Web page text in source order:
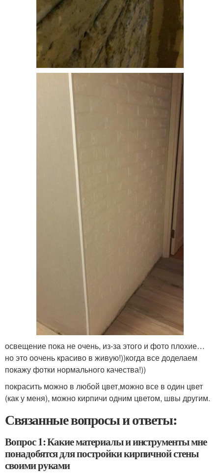
освещение пока не очень, из-за этого и фото плохие…
но это оочень красиво в живую!))когда все доделаем
покажу фотки нормального качества!))
покрасить можно в любой цвет,можно все в один цвет
(как у меня), можно кирпичи одним цветом, швы другим.
Связанные вопросы и ответы:
Вопрос 1: Какие материалы и инструменты мне
понадобятся для постройки кирпичной стены
своими руками